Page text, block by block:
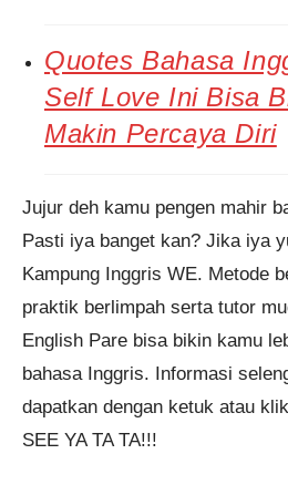
Quotes Bahasa
Self Love Ini Bisa
Makin Percaya Diri
Jujur deh kamu pengen mahir
Pasti iya banget kan? Jika iya
Kampung Inggris WE. Metode
praktik berlimpah serta tutor
English Pare bisa bikin kamu
bahasa Inggris. Informasi
dapatkan dengan ketuk atau
SEE YA TA TA!!!